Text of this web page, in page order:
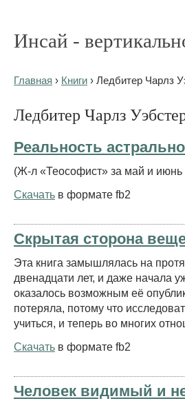
Инсай -
Главная › Книги › Ледбитер Чарлз
Ледбитер Чарлз
Реальность
(Ж-л «Теософист» за май и июнь
Скачать в формате fb2
Скрытая сторона
Эта книга замышлялась на
двенадцати лет, и даже начала
оказалось возможным её
потеряла, потому что
учиться, и теперь во многих
Скачать в формате fb2
Человек видимый и